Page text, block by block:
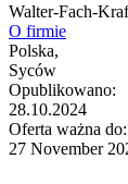
Walter-Fach-
O firmie
Polska,
Syców
Opublikowano:
28.10.2024
Oferta ważna do:
27 November